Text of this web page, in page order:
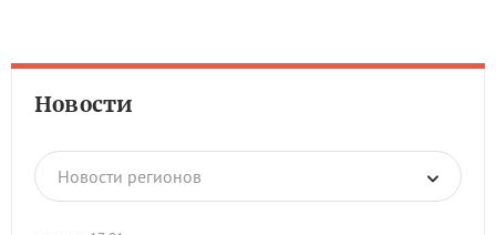
Новости
Новости регионов